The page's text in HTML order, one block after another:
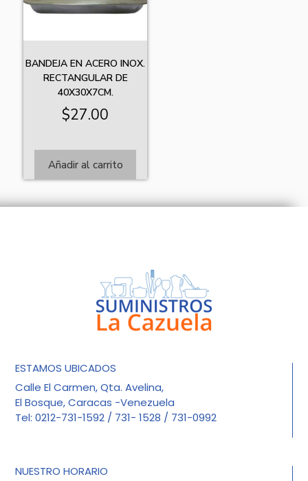
BANDEJA EN ACERO INOX.
RECTANGULAR DE
40X30X7CM.
$27.00
Añadir al carrito
ESTAMOS UBICADOS
Calle El Carmen, Qta. Avelina,
El Bosque, Caracas -Venezuela
Tel: 0212-731-1592 / 731- 1528 / 731-0992
NUESTRO HORARIO